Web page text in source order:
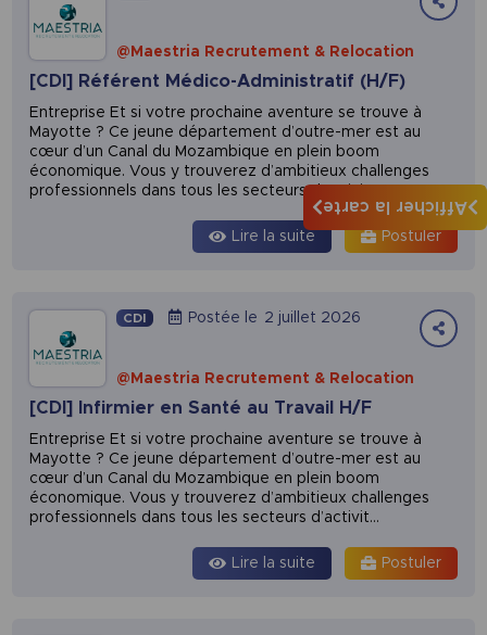
Domaine
Afficher la carte
@Maestria Recrutement & Relocation
[CDI] Référent Médico-Administratif (H/F)
Entreprise Et si votre prochaine aventure se trouve à
Mayotte ? Ce jeune département d’outre-mer est au
cœur d’un Canal du Mozambique en plein boom
économique. Vous y trouverez d’ambitieux challenges
professionnels dans tous les secteurs d’activit...
Lire la suite Postuler
CDI Postée le 2 juillet 2026
@Maestria Recrutement & Relocation
[CDI] Infirmier en Santé au Travail H/F
Entreprise Et si votre prochaine aventure se trouve à
Mayotte ? Ce jeune département d’outre-mer est au
cœur d’un Canal du Mozambique en plein boom
économique. Vous y trouverez d’ambitieux challenges
professionnels dans tous les secteurs d’activit...
Lire la suite Postuler
−